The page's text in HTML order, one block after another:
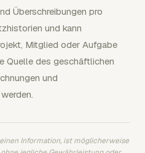
Überschreibungen pro
und kann
Mitglied oder Aufgabe
Quelle des geschäftlichen
und
Information, ist möglicherweise